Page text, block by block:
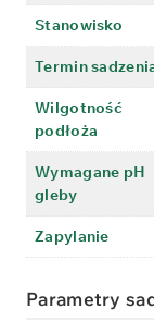
Stanowisko
Termin
Wilgotność
podłoża
Wymagane pH
gleby
Zapylanie
Parametry